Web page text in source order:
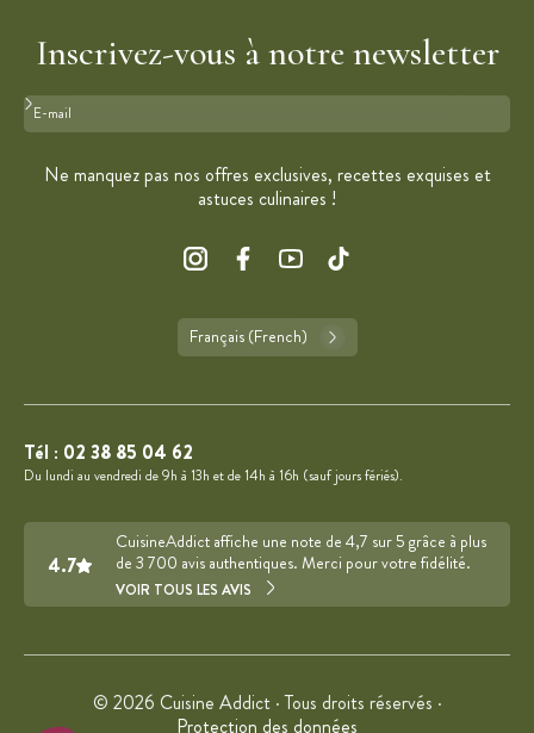
Inscrivez-vous à notre newsletter
Format : adresse@email.com
Ne manquez pas nos offres exclusives, recettes exquises et
astuces culinaires !
Français (French)
Tél : 02 38 85 04 62
Du lundi au vendredi de 9h à 13h et de 14h à 16h (sauf jours fériés).
4.7
CuisineAddict affiche une note de 4,7 sur 5 grâce à plus
de 3 700 avis authentiques. Merci pour votre fidélité.
VOIR TOUS LES AVIS
© 2026 Cuisine Addict · Tous droits réservés ·
Protection des données